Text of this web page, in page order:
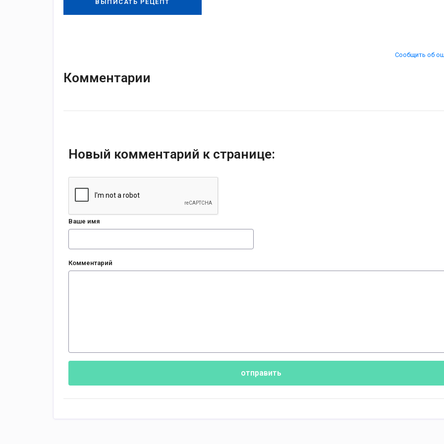
ВЫПИСАТЬ РЕЦЕПТ
Сообщить об
Комментарии
Новый комментарий к странице:
Ваше имя
Комментарий
отправить